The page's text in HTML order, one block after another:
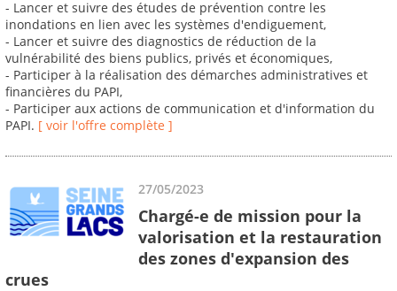
- Lancer et suivre des études de prévention contre les
inondations en lien avec les systèmes d'endiguement,
- Lancer et suivre des diagnostics de réduction de la
vulnérabilité des biens publics, privés et économiques,
- Participer à la réalisation des démarches administratives et
financières du PAPI,
- Participer aux actions de communication et d'information du
PAPI. [ voir l'offre complète ]
27/05/2023
Chargé-e de mission pour la
valorisation et la restauration
des zones d'expansion des
crues